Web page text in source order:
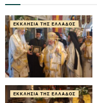
ΕΚΚΛΗΣΊΑ ΤΗΣ ΕΛΛΆΔΟΣ
ΕΚΚΛΗΣΊΑ ΤΗΣ ΕΛΛΆΔΟΣ